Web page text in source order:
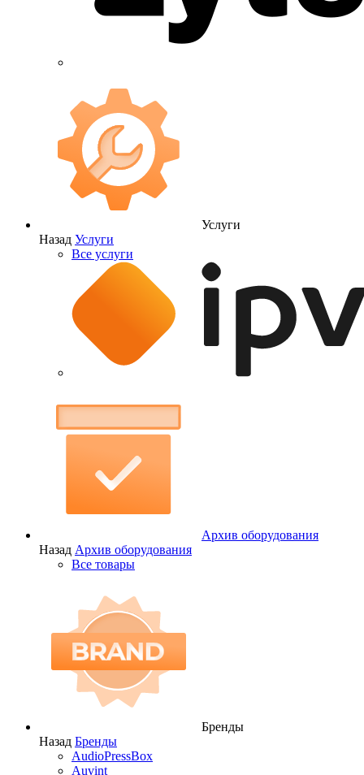
Услуги
Назад Услуги
Все услуги
Архив оборудования
Назад Архив оборудования
Все товары
Бренды
Назад Бренды
AudioPressBox
Auvint